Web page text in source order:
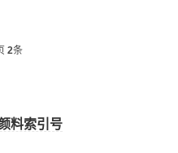
2条
料索引号